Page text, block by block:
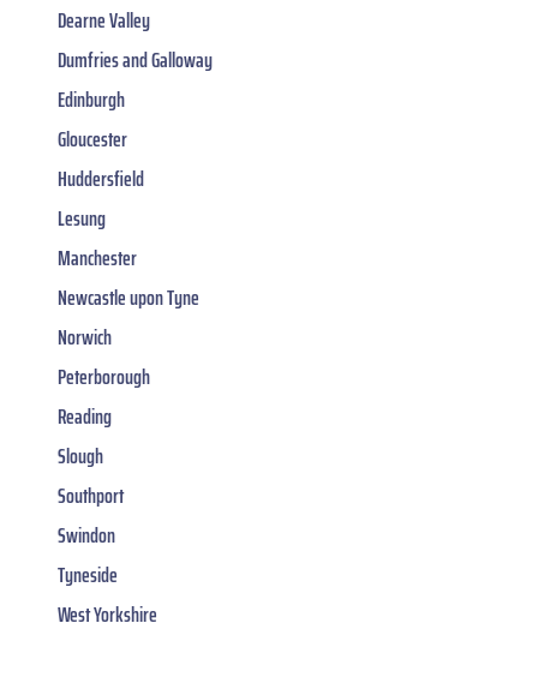
Dearne Valley
Dumfries and Galloway
Edinburgh
Gloucester
Huddersfield
Lesung
Manchester
Newcastle upon Tyne
Norwich
Peterborough
Reading
Slough
Southport
Swindon
Tyneside
West Yorkshire